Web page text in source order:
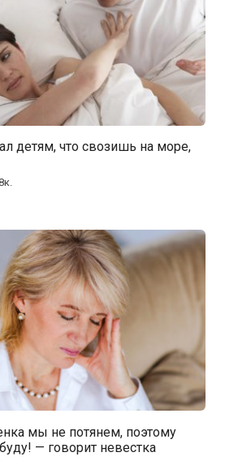
детям, что свозишь на море,
мы не потянем, поэтому
— говорит невестка